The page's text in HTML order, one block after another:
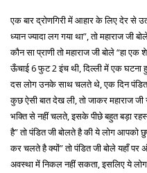
एक बार द्रोणगिरी में आहार के लिए देर से
ध्यान ज्यादा लग गया था”, तो महाराज जी
कौन सा प्राणी तो महाराज जी बोले “हा
ऊँचाई 6 फुट 2 इंच थी, दिल्ली में एक घटना
दस लोग उनके साथ चलते थे, एक दिन पंडित
कुछ ऐसी बात देख ली, तो जाकर महाराज
भक्ति से नहीं चलते, इसके पीछे बहुत बड़ा
है” तो पंडित जी बोलते है की ये लोग आपको
कर चलते है क्यों” तो पंडित जी बोले यहाँ पर
अवस्था में निकल नहीं सकता, इसलिए ये